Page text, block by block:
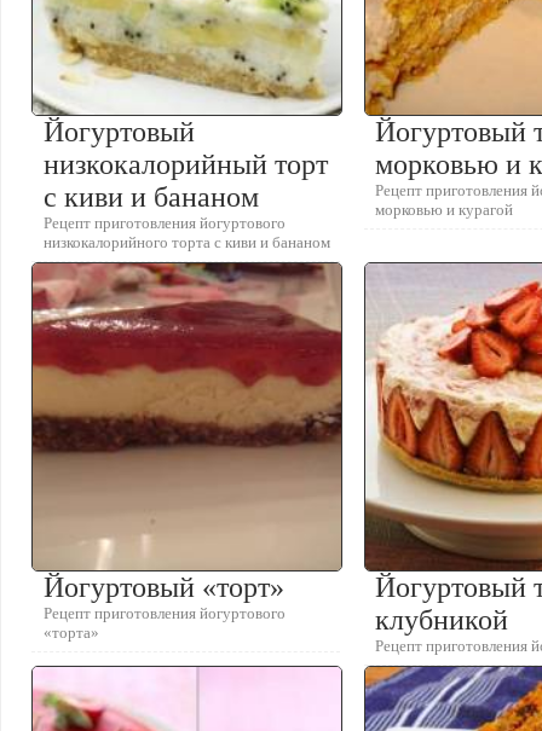
Йогуртовый
низкокалорийный торт
с киви и бананом
Рецепт приготовления йогуртового
низкокалорийного торта с киви и бананом
Йогуртовый
морковью и
Рецепт приготовления
морковью и курагой
Йогуртовый «торт»
Рецепт приготовления йогуртового
«торта»
Йогуртовый
клубникой
Рецепт приготовления